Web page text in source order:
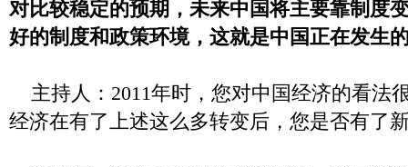
对比较稳定的预期，未来中国将主要靠制度
好的制度和政策环境，这就是中国正在发生
主持人：2011年时，您对中国经济的看法
经济在有了上述这么多转变后，您是否有了